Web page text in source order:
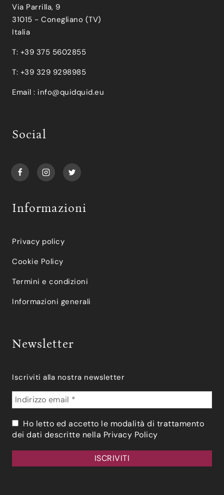
Via Parrilla, 9
31015 - Conegliano (TV)
Italia
T: +39 375 5602855
T: +39 329 9298985
Email : info@quidquid.eu
Social
Informazioni
Privacy policy
Cookie Policy
Termini e condizioni
Informazioni generali
Newsletter
Iscriviti alla nostra newsletter
Ho letto ed accetto le modalità di trattamento
dei dati descritte nella Privacy Policy